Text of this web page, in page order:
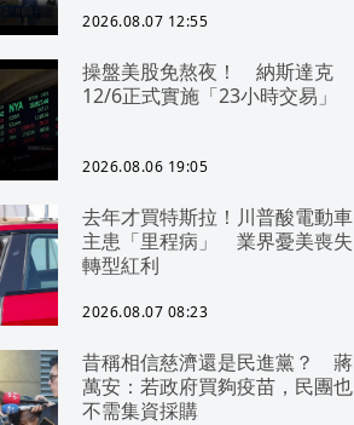
2026.08.07 12:55
操盤美股免熬夜！ 納斯達克
12/6正式實施「23小時交易」
2026.08.06 19:05
去年才買特斯拉！川普酸電動車
主患「里程病」 業界憂美喪失
轉型紅利
2026.08.07 08:23
昔稱相信慈濟還是民進黨？ 蔣
萬安：若政府買夠疫苗，民團也
不需集資採購